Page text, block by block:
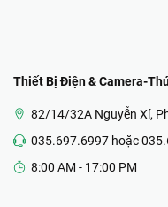
Thiết Bị Điện & Camera-
82/14/32A Nguyễn Xí,
035.697.6997 hoặc
8:00 AM - 17:00 PM